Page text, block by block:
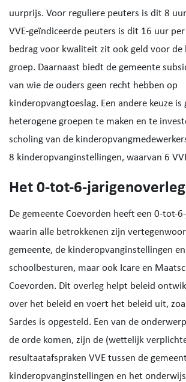
uurprijs. Voor reguliere peuters is dit 8
VVE-geïndiceerde peuters is dit 16 uur
bedrag voor kwaliteit zit ook geld voor de
groep. Daarnaast biedt de gemeente
van wie de ouders geen recht hebben op
kinderopvangtoeslag. Een andere keuze is
heterogene groepen te maken en te
scholing van de
8 kinderopvanginstellingen, waarvan 6
Het 0-tot-6-jarigenoverleg
De gemeente Coevorden heeft een 0-tot-
waarin alle betrokkenen zijn
gemeente, de kinderopvanginstellingen
schoolbesturen, maar ook Icare en
Coevorden. Dit overleg helpt beleid
over het beleid en voert het beleid uit,
Sardes is opgesteld. Een van de
de orde komen, zijn de (wettelijk
resultaatafspraken VVE tussen de
kinderopvanginstellingen en het